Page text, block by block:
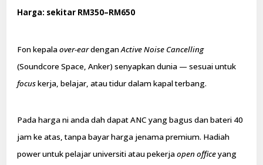
Harga: sekitar RM350–RM650
Fon kepalaover-eardenganActive Noise Cancelling
(Soundcore Space, Anker) senyapkan dunia — sesuai untuk
focuskerja, belajar, atau tidur dalam kapal terbang.
Pada harga ni anda dah dapat ANC yang bagus dan bateri 40
jam ke atas, tanpa bayar harga jenama premium. Hadiah
power untuk pelajar universiti atau pekerjaopen officeyang